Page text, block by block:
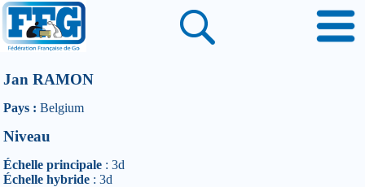
Jan RAMON
Pays : Belgium
Niveau
Échelle principale : 3d
Échelle hybride : 3d